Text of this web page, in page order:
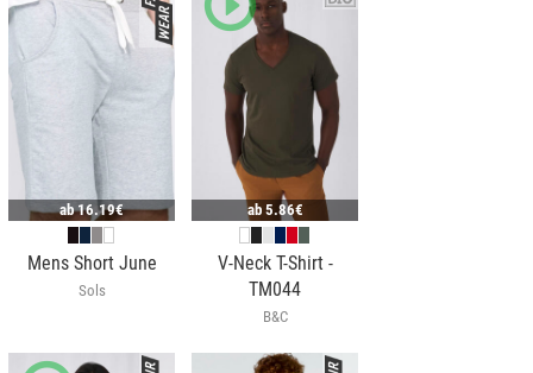
ab16.19€
Mens Short June
Sols
ab 5.86€
V-Neck T-Shirt -
TM044
B&C